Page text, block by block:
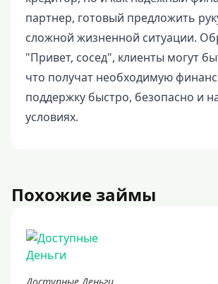
партнер, готовый предложить
сложной жизненной ситуации.
"Привет, сосед", клиенты могут
что получат необходимую
поддержку быстро, безопасно и
условиях.
Похожие займы